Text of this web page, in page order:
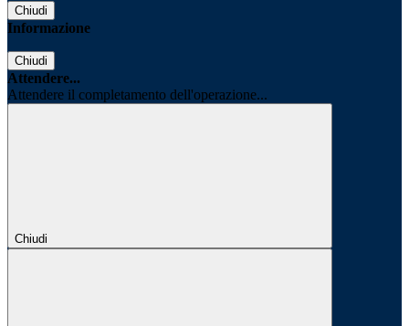
Chiudi
Informazione
Chiudi
Attendere...
Attendere il completamento dell'operazione...
Chiudi